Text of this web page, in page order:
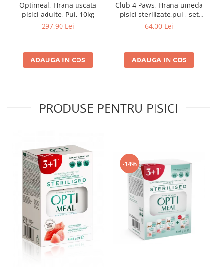
Optimeal, Hrana uscata
pisici adulte, Pui, 10kg
297,90 Lei
ADAUGA IN COS
Club 4 Paws, Hrana umeda
pisici sterilizate,pui , set
24x80g
64,00 Lei
ADAUGA IN COS
PRODUSE PENTRU PISICI
-14%